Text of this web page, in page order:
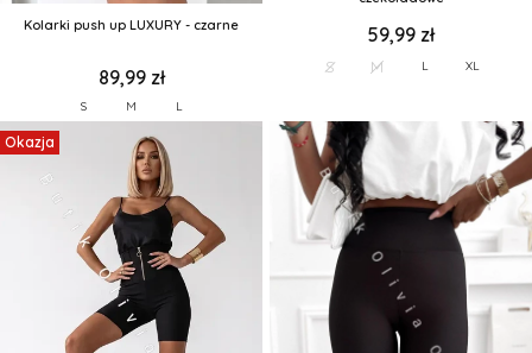
Kolarki push up LUXURY - czarne
89,99 zł
S M L
59,99 zł
S M L XL
Okazja